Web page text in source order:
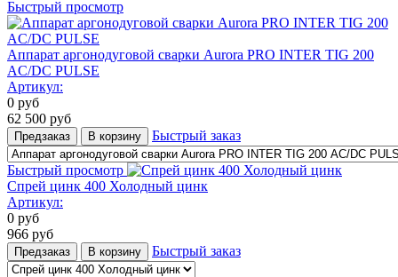
Быстрый просмотр
Аппарат аргонодуговой сварки Aurora PRO INTER TIG 200
AC/DC PULSE
Артикул:
0 руб
62 500 руб
Предзаказ В корзину Быстрый заказ
Быстрый просмотр
Спрей цинк 400 Холодный цинк
Артикул:
0 руб
966 руб
Предзаказ В корзину Быстрый заказ